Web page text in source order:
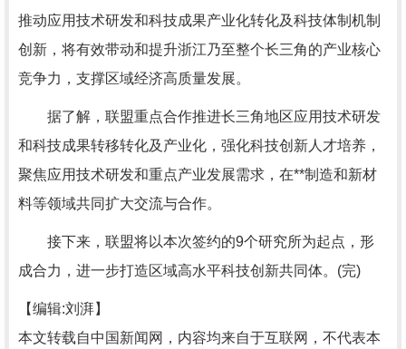
推动应用技术研发和科技成果产业化转化及科技体制机制
创新，将有效带动和提升浙江乃至整个长三角的产业核心
竞争力，支撑区域经济高质量发展。
据了解，联盟重点合作推进长三角地区应用技术研发
和科技成果转移转化及产业化，强化科技创新人才培养，
聚焦应用技术研发和重点产业发展需求，在**制造和新材
料等领域共同扩大交流与合作。
接下来，联盟将以本次签约的9个研究所为起点，形
成合力，进一步打造区域高水平科技创新共同体。(完)
【编辑:刘湃】
本文转载自中国新闻网，内容均来自于互联网，不代表本